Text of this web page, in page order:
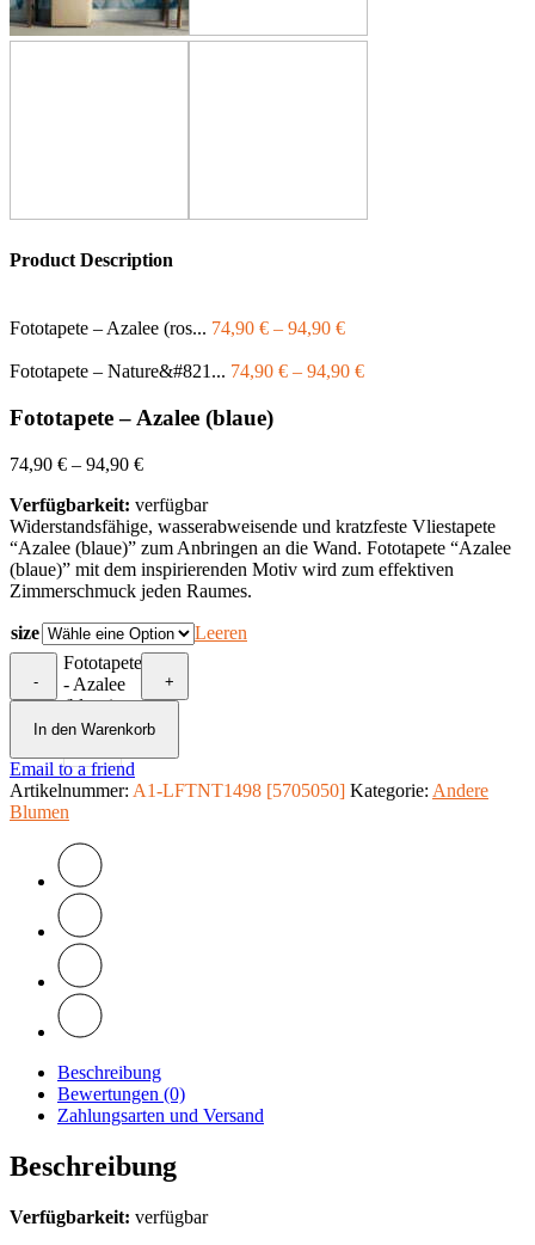
Product Description
Fototapete – Azalee (ros... 74,90 € – 94,90 €
Fototapete – Nature&#821... 74,90 € – 94,90 €
Fototapete – Azalee (blaue)
74,90 € – 94,90 €
Verfügbarkeit: verfügbar
Widerstandsfähige, wasserabweisende und kratzfeste Vliestapete
“Azalee (blaue)” zum Anbringen an die Wand. Fototapete “Azalee
(blaue)” mit dem inspirierenden Motiv wird zum effektiven
Zimmerschmuck jeden Raumes.
size Leeren
-
Fototapete
- Azalee
(blaue)
Menge
+
In den Warenkorb
Email to a friend
Artikelnummer: A1-LFTNT1498 [5705050] Kategorie: Andere
Blumen
Beschreibung
Bewertungen (0)
Zahlungsarten und Versand
Beschreibung
Verfügbarkeit: verfügbar